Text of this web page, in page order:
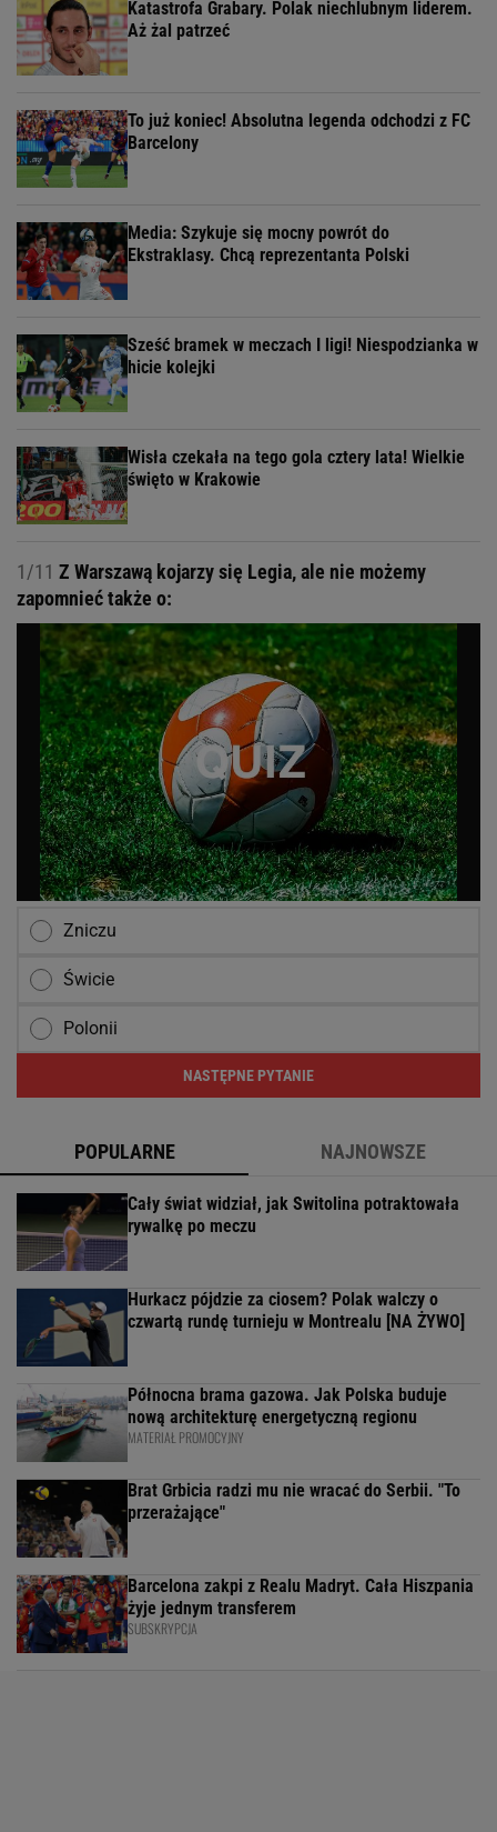
Katastrofa Grabary. Polak niechlubnym liderem.
Aż żal patrzeć
To już koniec! Absolutna legenda odchodzi z FC
Barcelony
Media: Szykuje się mocny powrót do
Ekstraklasy. Chcą reprezentanta Polski
Sześć bramek w meczach I ligi! Niespodzianka w
hicie kolejki
Wisła czekała na tego gola cztery lata! Wielkie
święto w Krakowie
1/11 Z Warszawą kojarzy się Legia, ale nie możemy
zapomnieć także o:
Zniczu
Świcie
Polonii
NASTĘPNE PYTANIE
POPULARNE NAJNOWSZE
Cały świat widział, jak Switolina potraktowała
rywalkę po meczu
Hurkacz pójdzie za ciosem? Polak walczy o
czwartą rundę turnieju w Montrealu [NA ŻYWO]
Północna brama gazowa. Jak Polska buduje
nową architekturę energetyczną regionu
MATERIAŁ PROMOCYJNY
Brat Grbicia radzi mu nie wracać do Serbii. "To
przerażające"
Barcelona zakpi z Realu Madryt. Cała Hiszpania
żyje jednym transferem
SUBSKRYPCJA